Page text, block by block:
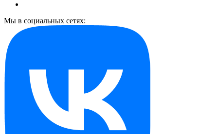
Мы в социальных сетях: